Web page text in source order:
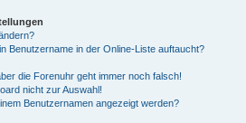
Benutzername in der Online-Liste auftaucht?
die Forenuhr geht immer noch falsch!
nicht zur Auswahl!
Benutzernamen angezeigt werden?